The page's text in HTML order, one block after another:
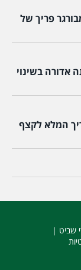
פריך של
אדורה בשינוי
המלא לקצף
שביט |